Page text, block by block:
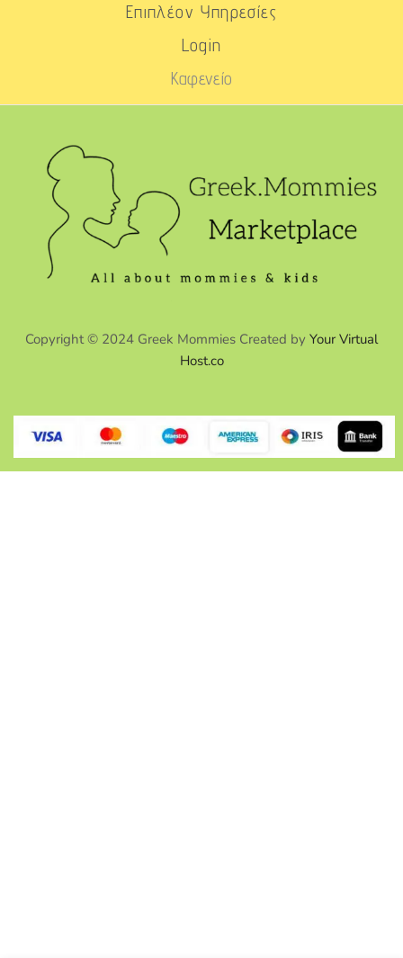
Επιπλέον Υπηρεσίες
Login
Καφενείο
Copyright © 2024 Greek Mommies Created by Your Virtual
Host.co